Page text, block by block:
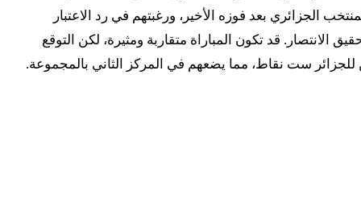
الجزائري بعد فوزه الأخير، ورغبتهم في رد الاعتبار
الانتصار. قد تكون المباراة متقاربة ومثيرة، لكن التوقع